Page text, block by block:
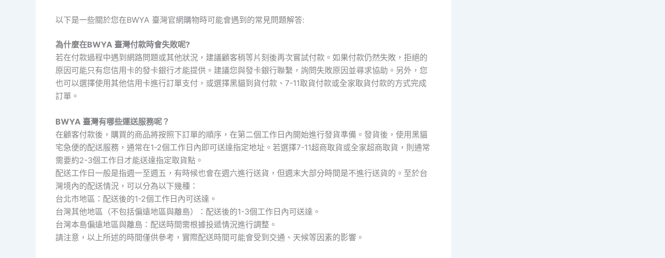
以下是一些關於您在BWYA 臺灣官網購物時可能會遇到的常見問題解答:
為什麼在BWYA 臺灣付款時會失敗呢?
若在付款過程中遇到網路問題或其他狀況，建議顧客稍等片刻後再次嘗試付款。如果付款仍然失敗，拒絕的
原因可能只有您信用卡的發卡銀行才能提供。建議您與發卡銀行聯繫，詢問失敗原因並尋求協助。另外，您
也可以選擇使用其他信用卡進行訂單支付，或選擇黑貓到貨付款、7-11取貨付款或全家取貨付款的方式完成
訂單。
BWYA 臺灣有哪些運送服務呢？
在顧客付款後，購買的商品將按照下訂單的順序，在第二個工作日內開始進行發貨準備。發貨後，使用黑貓
宅急便的配送服務，通常在1-2個工作日內即可送達指定地址。若選擇7-11超商取貨或全家超商取貨，則通常
需要約2-3個工作日才能送達指定取貨點。
配送工作日一般是指週一至週五，有時候也會在週六進行送貨，但週末大部分時間是不進行送貨的。至於台
灣境內的配送情況，可以分為以下幾種：
台北市地區：配送後的1-2個工作日內可送達。
台灣其他地區（不包括偏遠地區與離島）：配送後的1-3個工作日內可送達。
台灣本島偏遠地區與離島：配送時間需根據投遞情況進行調整。
請注意，以上所述的時間僅供參考，實際配送時間可能會受到交通、天候等因素的影響。